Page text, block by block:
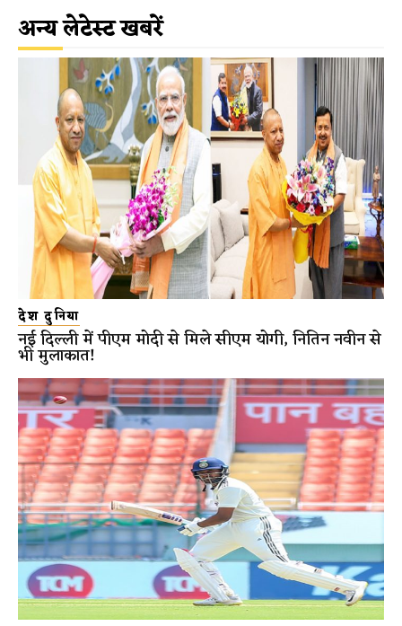
अन्य लेटेस्ट खबरें
देश दुनिया
नई दिल्ली में पीएम मोदी से मिले सीएम योगी, नितिन नवीन से
भी मुलाकात!